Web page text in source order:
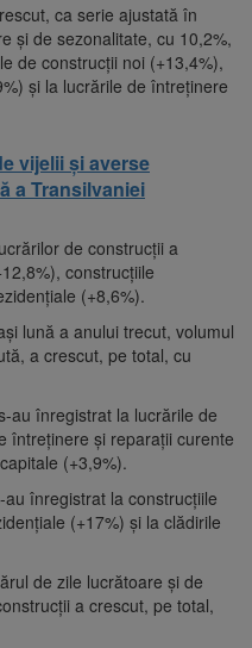
ca serie ajustată în
și de sezonalitate, cu 10,2%,
de construcții noi (+13,4%),
și la lucrările de întreținere
vijelii și averse
a Transilvaniei
de construcții a
construcțiile
(+8,6%).
lună a anului trecut, volumul
a crescut, pe total, cu
au înregistrat la lucrările de
întreținere și reparații curente
(+3,9%).
înregistrat la construcțiile
(+17%) și la clădirile
de zile lucrătoare și de
a crescut, pe total,